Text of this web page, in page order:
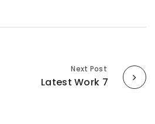
Next Post
Latest Work 7